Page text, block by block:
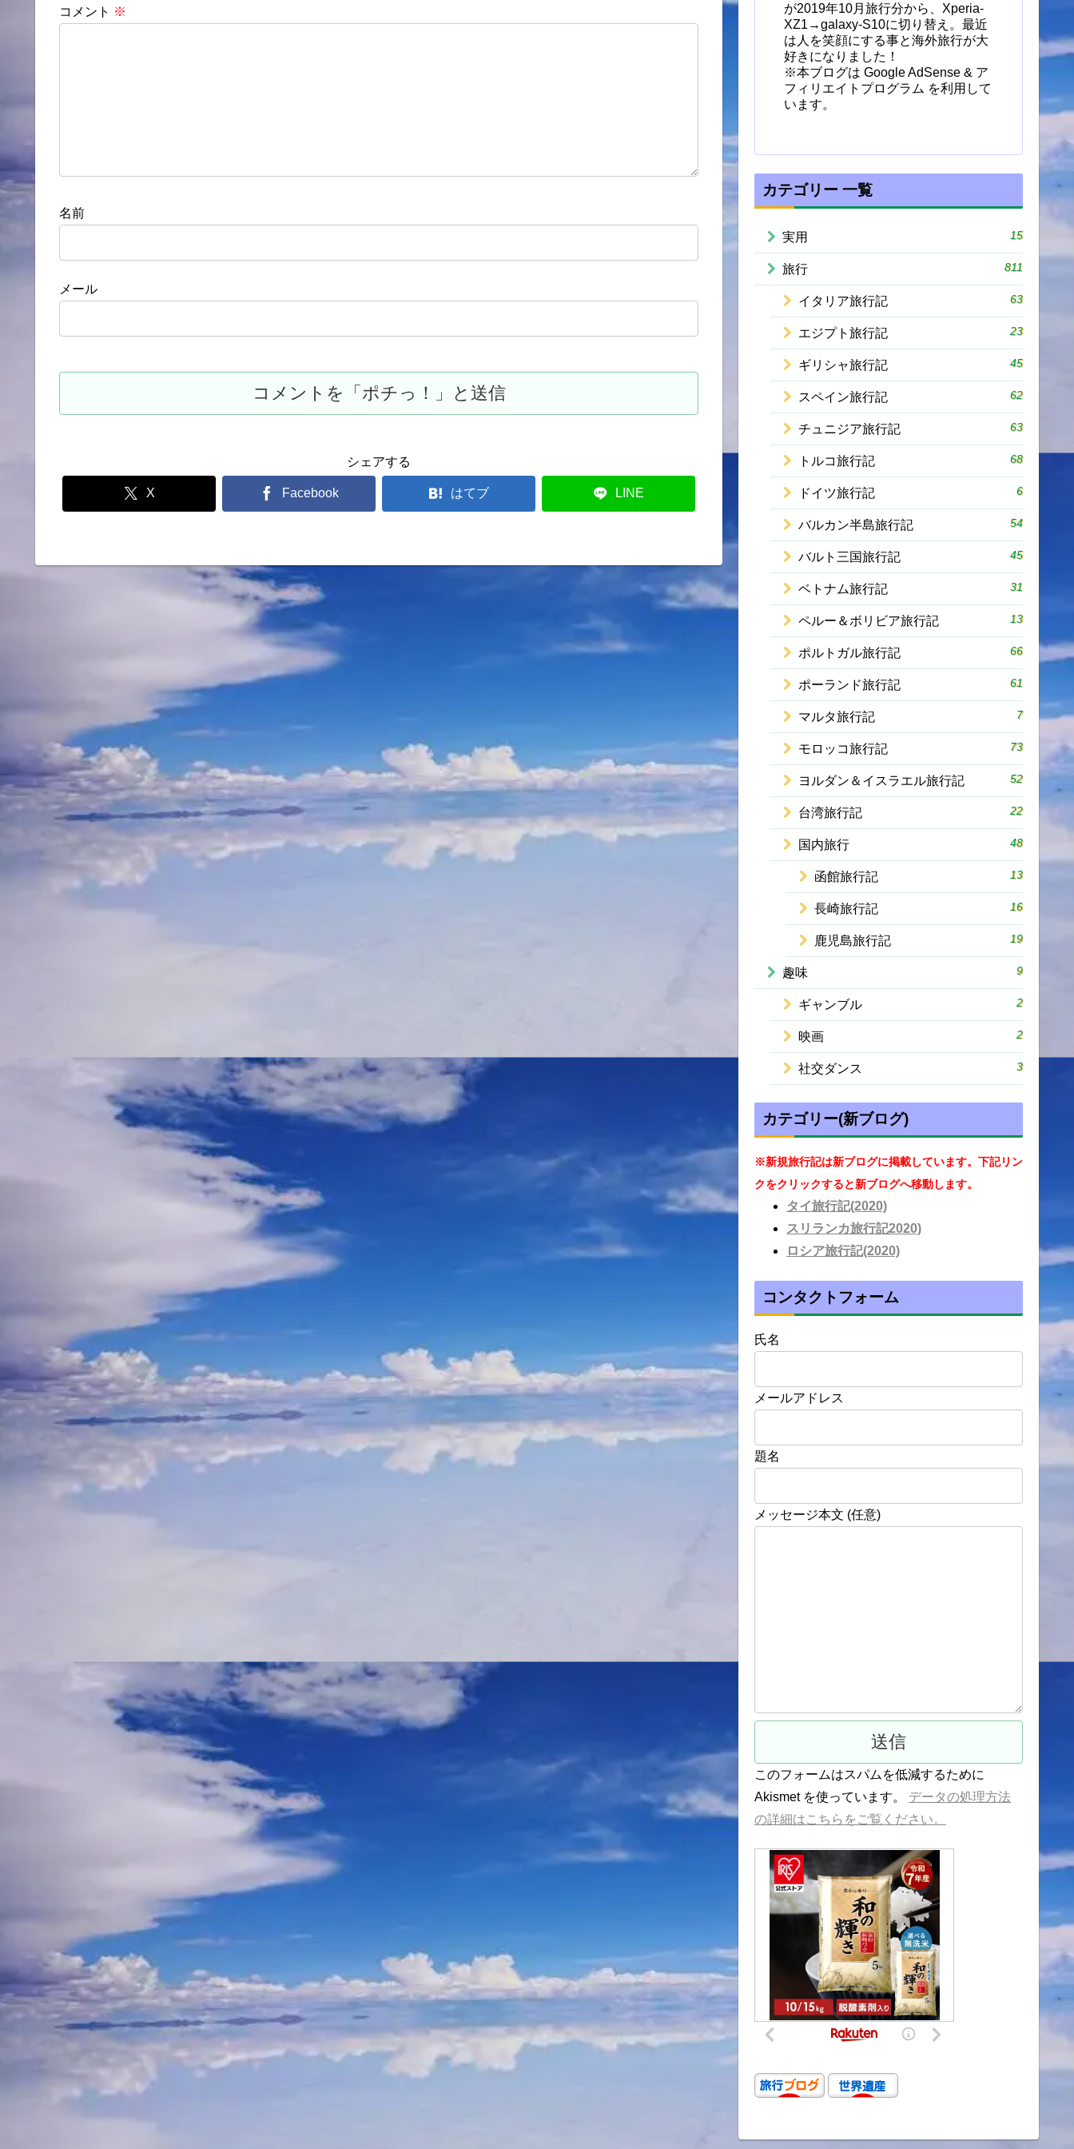
コメント ※
名前
メール
シェアする
X Facebook はてブ LINE
が2019年10月旅行分から、Xperia-
XZ1→galaxy-S10に切り替え。最近
は人を笑顔にする事と海外旅行が大
好きになりました！
※本ブログは Google AdSense & ア
フィリエイトプログラム を利用して
います。
カテゴリー 一覧
実用 15
旅行 811
イタリア旅行記 63
エジプト旅行記 23
ギリシャ旅行記 45
スペイン旅行記 62
チュニジア旅行記 63
トルコ旅行記 68
ドイツ旅行記 6
バルカン半島旅行記 54
バルト三国旅行記 45
ベトナム旅行記 31
ペルー＆ボリビア旅行記 13
ポルトガル旅行記 66
ポーランド旅行記 61
マルタ旅行記 7
モロッコ旅行記 73
ヨルダン＆イスラエル旅行記 52
台湾旅行記 22
国内旅行 48
函館旅行記 13
長崎旅行記 16
鹿児島旅行記 19
趣味 9
ギャンブル 2
映画 2
社交ダンス 3
カテゴリー(新ブログ)
※新規旅行記は新ブログに掲載しています。下記リン
クをクリックすると新ブログへ移動します。
タイ旅行記(2020)
スリランカ旅行記2020)
ロシア旅行記(2020)
コンタクトフォーム
氏名
メールアドレス
題名
メッセージ本文 (任意)
このフォームはスパムを低減するために
Akismet を使っています。 データの処理方法
の詳細はこちらをご覧ください。